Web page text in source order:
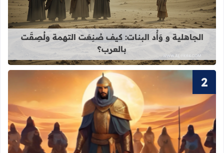
قراءة المزيد عن الجاهلية و وَأْد
الجاهلية و وَأْد البنات: كيف صُنِعَت التهمة ولُصِقَت
بالعرب؟
قراءة المزيد عن يزيد بن معاوية ـ